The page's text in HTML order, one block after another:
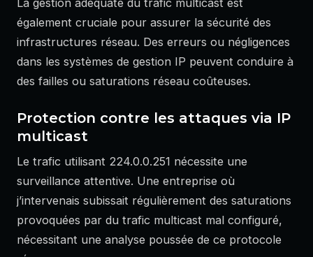
également cruciale pour assurer la sécurité des
infrastructures réseau. Des erreurs ou négligences
dans les systèmes de gestion IP peuvent conduire à
des failles ou saturations réseau coûteuses.
Protection contre les attaques via IP
multicast
Le trafic utilisant 224.0.0.251 nécessite une
surveillance attentive. Une entreprise où
j’intervenais subissait régulièrement des saturations
provoquées par du trafic multicast mal configuré,
nécessitant une analyse poussée de ce protocole